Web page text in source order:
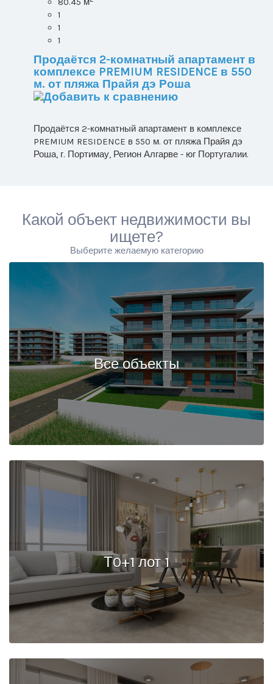
1
1
1
Продаётся 2-комнатный апартамент в
комплексе PREMIUM RESIDENCE в 550
м. от пляжа Прайя дэ Роша
Продаётся 2-комнатный апартамент в комплексе
PREMIUM RESIDENCE в 550 м. от пляжа Прайя дэ
Роша, г. Портимау, Регион Алгарве - юг Португалии.
Какой объект недвижимости вы
ищете?
Выберите желаемую категорию
Все объекты
Т0+1 лот 1